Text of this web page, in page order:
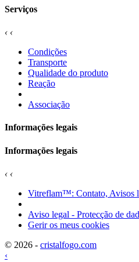
Serviços
‹ ‹
Condições
Transporte
Qualidade do produto
Reação
Associação
Informações legais
Informações legais
‹ ‹
Vitreflam™: Contato, Avisos
Aviso legal - Protecção de
Gerir os meus cookies
© 2026 - cristalfogo.com
‹